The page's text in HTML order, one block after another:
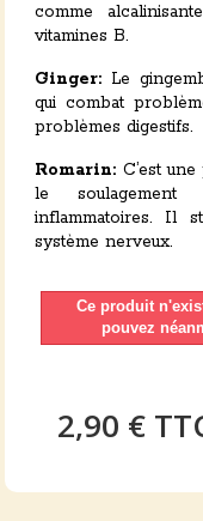
comme
vitamines B.
Ginger: Le
qui combat
problèmes digestifs.
Romarin: C’est
le soulagement
inflammatoires. Il
système nerveux.
Ce produit
pouvez
2,90 €